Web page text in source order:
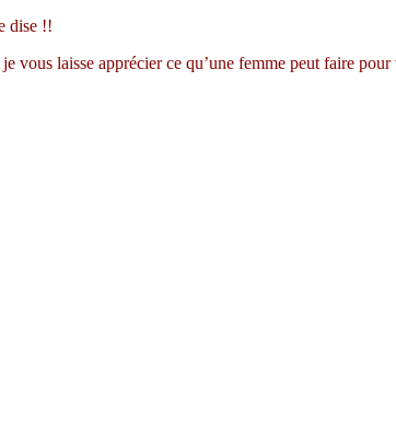
dise !!
vous laisse apprécier ce qu’une femme peut faire